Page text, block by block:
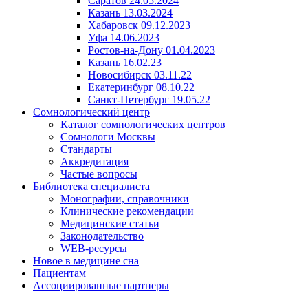
Казань 13.03.2024
Хабаровск 09.12.2023
Уфа 14.06.2023
Ростов-на-Дону 01.04.2023
Казань 16.02.23
Новосибирск 03.11.22
Екатеринбург 08.10.22
Санкт-Петербург 19.05.22
Сомнологический центр
Каталог сомнологических центров
Сомнологи Москвы
Стандарты
Аккредитация
Частые вопросы
Библиотека специалиста
Монографии, справочники
Клинические рекомендации
Медицинские статьи
Законодательство
WEB-ресурсы
Новое в медицине сна
Пациентам
Ассоциированные партнеры